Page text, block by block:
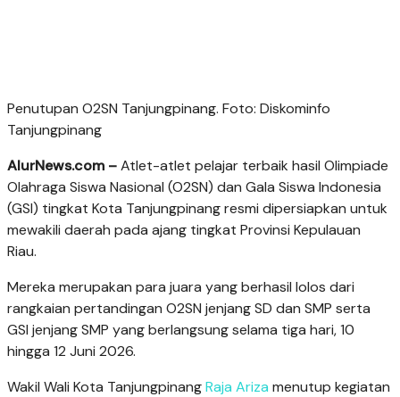
Penutupan O2SN Tanjungpinang. Foto: Diskominfo
Tanjungpinang
AlurNews.com –Atlet-atlet pelajar terbaik hasil Olimpiade
Olahraga Siswa Nasional (O2SN) dan Gala Siswa Indonesia
(GSI) tingkat Kota Tanjungpinang resmi dipersiapkan untuk
mewakili daerah pada ajang tingkat Provinsi Kepulauan
Riau.
Mereka merupakan para juara yang berhasil lolos dari
rangkaian pertandingan O2SN jenjang SD dan SMP serta
GSI jenjang SMP yang berlangsung selama tiga hari, 10
hingga 12 Juni 2026.
Wakil Wali Kota TanjungpinangRaja Ariza menutup kegiatan